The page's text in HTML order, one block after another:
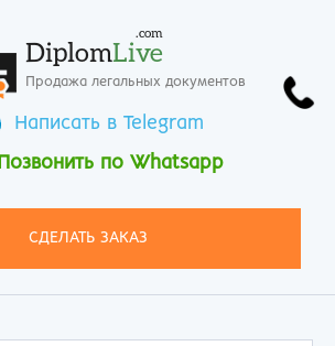
DiplomLive
.com
Продажа легальных документов
Написать в Telegram
Позвонить по Whatsapp
СДЕЛАТЬ ЗАКАЗ